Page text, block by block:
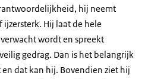
hij neemt
Hij laat de hele
wordt en spreekt
gedrag. Dan is het belangrijk
dat kan hij. Bovendien ziet hij